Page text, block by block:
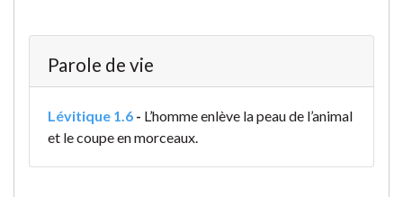
Parole de vie
Lévitique 1.6 - L’homme enlève la peau de l’animal
et le coupe en morceaux.